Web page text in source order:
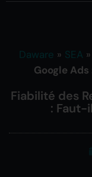
Daware » SEA »
Google
Fiabilité des
: Faut-